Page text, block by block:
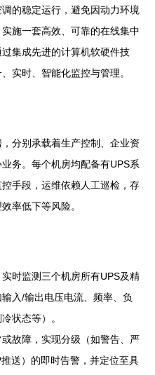
的稳定运行，避免因动力环境
施一套高效、可靠的在线集中
集成先进的计算机软硬件技
实时、智能化监控与管理。
分别承载着生产控制、企业资
务。每个机房均配备有UPS系
手段，运维依赖人工巡检，存
率低下等风险。
时监测三个机房所有UPS及精
入/输出电压电流、频率、负
状态等）。
故障，实现分级（如警告、严
送）的即时告警，并定位至具